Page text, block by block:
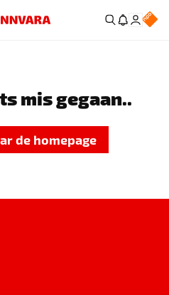
mis gegaan..
de homepage